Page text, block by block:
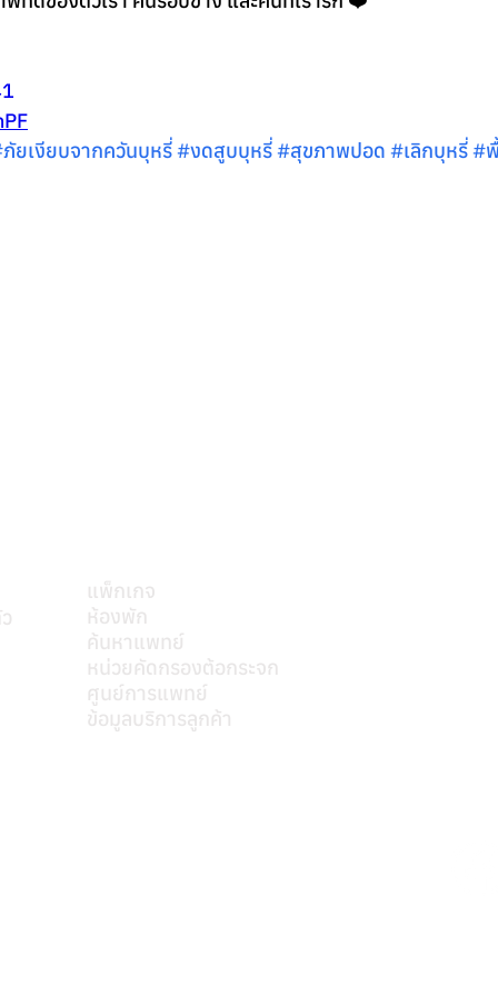
ัยเงียบจากควันบุหรี่ #งดสูบบุหรี่ #สุขภาพปอด #เลิกบุหรี่ #พ
แพ็กเกจ
ห้องพัก
ค้นหาแพทย์
หน่วยคัดกรองต้อกระจก
ศูนย์การแพทย์
ข้อมูลบริการลูกค้า